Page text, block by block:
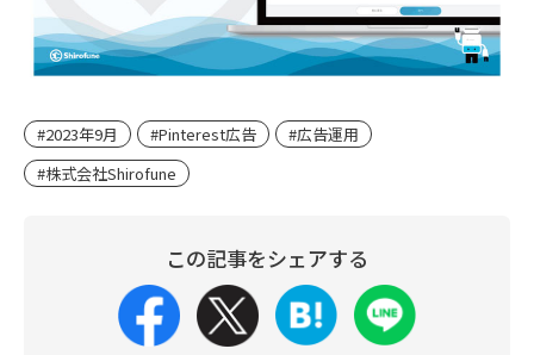
#2023年9月 #Pinterest広告
#広告運用
#株式会社Shirofune
この記事をシェアする